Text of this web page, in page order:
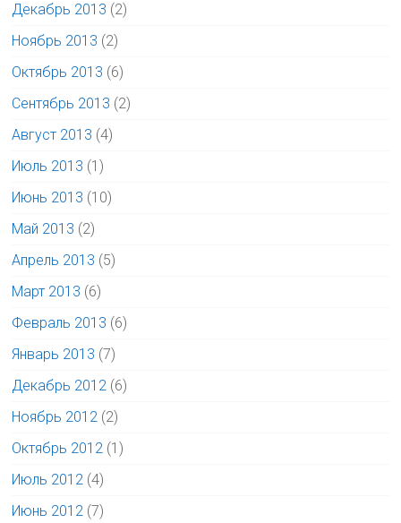
Декабрь 2013 (2)
Ноябрь 2013 (2)
Октябрь 2013 (6)
Сентябрь 2013 (2)
Август 2013 (4)
Июль 2013 (1)
Июнь 2013 (10)
Май 2013 (2)
Апрель 2013 (5)
Март 2013 (6)
Февраль 2013 (6)
Январь 2013 (7)
Декабрь 2012 (6)
Ноябрь 2012 (2)
Октябрь 2012 (1)
Июль 2012 (4)
Июнь 2012 (7)